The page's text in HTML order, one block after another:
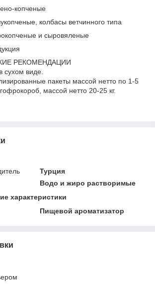
копченые
колбасы ветчинного типа
и сыровяленые
РЕКОМЕНДАЦИИ
сухом виде.
пакеты массой нетто по 1-5
массой нетто 20-25 кг.
Турция
Водо и жиро растворимые
характеристики
Пищевой ароматизатор